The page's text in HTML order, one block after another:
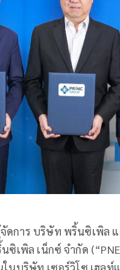
ดการ บริษัท พริ้นซิเพิล
ซิเพิล เน็กซ์ จำกัด
ในบริษัท เซอร์วิโซ เฮล